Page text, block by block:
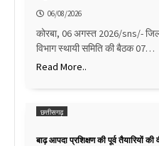
06/08/2026
कोरबा, 06 अगस्त 2026/sns/-
विभाग स्थायी समिति की बैठक 07…
Read More..
छत्तीसगढ़
बाढ़ आपदा प्रशिक्षण की पूर्व तैयारियों